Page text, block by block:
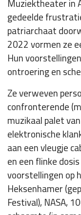
Muziektheater in
gedeelde
patriarchaat
2022 vormen ze
Hun
ontroering en
Ze verweven
confronterende
muzikaal palet
elektronische
aan een vleugje
en een flinke
voorstellingen op
Heksenhamer
Festival), NASA,